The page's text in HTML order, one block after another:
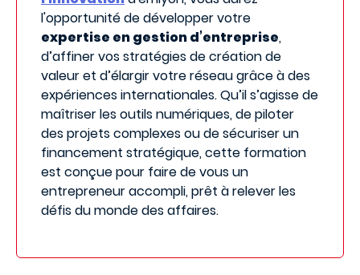
l'opportunité de développer votre
expertise en gestion d’entreprise,
d’affiner vos stratégies de création de
valeur et d’élargir votre réseau grâce à des
expériences internationales. Qu’il s’agisse de
maîtriser les outils numériques, de piloter
des projets complexes ou de sécuriser un
financement stratégique, cette formation
est conçue pour faire de vous un
entrepreneur accompli, prêt à relever les
défis du monde des affaires.